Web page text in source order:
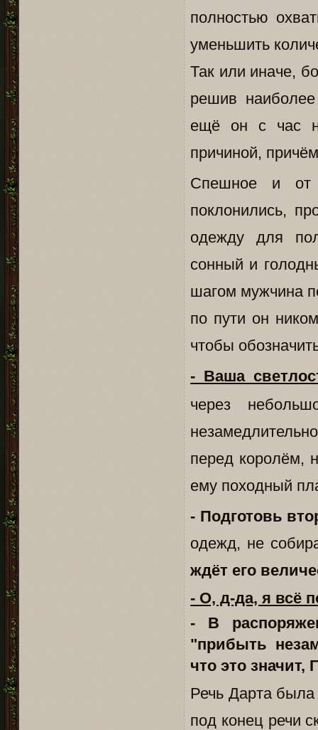
полностью
уменьшить
Так или иначе,
решив
ещё он с час
причиной,
Спешное и от
поклонились,
одежду для
сонный и
шагом мужчина
по пути он
чтобы
- Ваша
через
перед королём,
ему походный
- Подготовь
одежд, не
ждёт его
- О, д-да, я всё
- В
"прибыть
что это значит,
Речь Дарта
под конец речи